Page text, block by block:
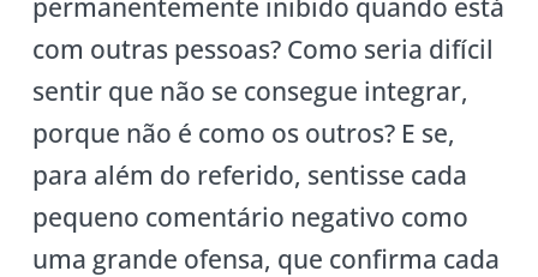
permanentemente inibido quando está
com outras pessoas? Como seria difícil
sentir que não se consegue integrar,
porque não é como os outros? E se,
para além do referido, sentisse cada
pequeno comentário negativo como
uma grande ofensa, que confirma cada